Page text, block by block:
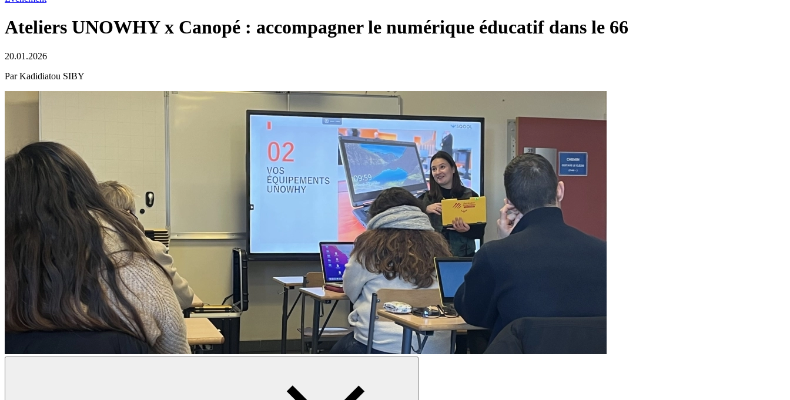
Ateliers UNOWHY x Canopé : accompagner le numérique éducatif dans le 66
20.01.2026
Par Kadidiatou SIBY